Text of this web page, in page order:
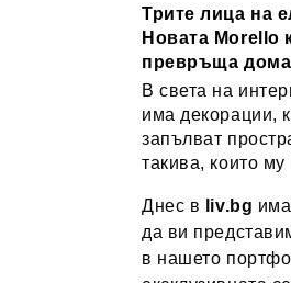
Трите лица на
Новата Morello
превръща
В света на
има декорации,
запълват
такива, които
Днес в liv.bg
да ви
в нашето